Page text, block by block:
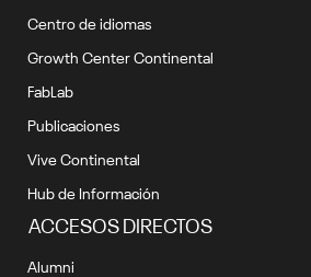
Centro de idiomas
Growth Center Continental
FabLab
Publicaciones
Vive Continental
Hub de Información
ACCESOS DIRECTOS
Alumni